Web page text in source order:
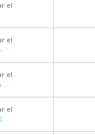
el
el
el
el